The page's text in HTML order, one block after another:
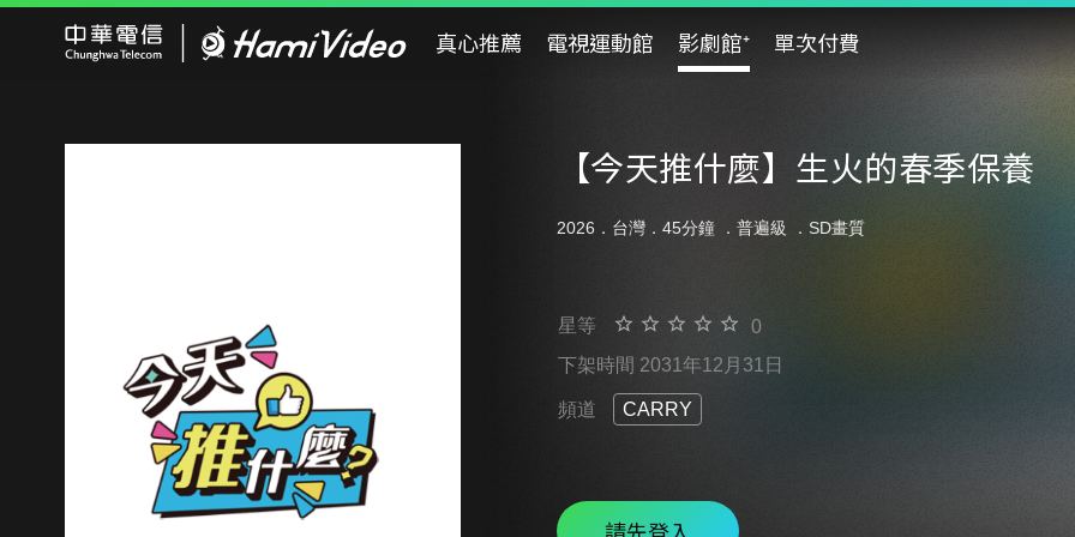
真心推薦 電視運動館 影劇館⁺ 單次付費
【今天推什麼】生火的春季保養
2026．台灣．45分鐘 ． 普遍級 ．SD畫質
星等
0
下架時間 2031年12月31日
頻道 CARRY